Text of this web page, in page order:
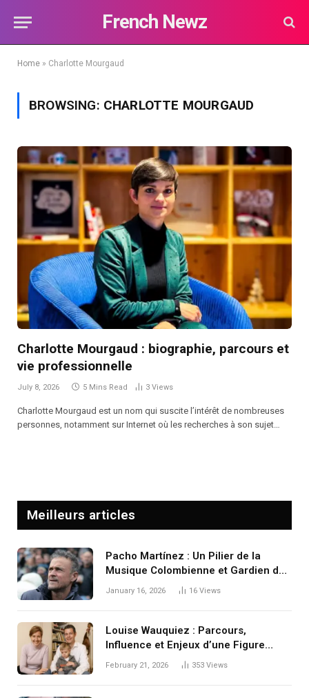
French Newz
Home » Charlotte Mourgaud
BROWSING: CHARLOTTE MOURGAUD
Charlotte Mourgaud : biographie, parcours et
vie professionnelle
July 8, 2026 5 Mins Read 3 Views
Charlotte Mourgaud est un nom qui suscite l’intérêt de nombreuses
personnes, notamment sur Internet où les recherches à son sujet…
Meilleurs articles
Pacho Martínez : Un Pilier de la
Musique Colombienne et Gardien des
Racines Culturelles
January 16, 2026 16 Views
Louise Wauquiez : Parcours,
Influence et Enjeux d’une Figure
Discrète
February 21, 2026 353 Views